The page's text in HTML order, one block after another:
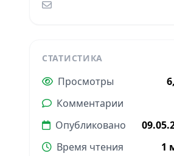
СТАТИСТИКА
Просмотры
Комментарии
Опубликовано
Время чтения
1